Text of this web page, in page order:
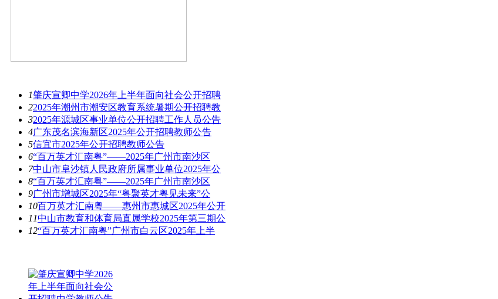
1肇庆宣卿中学2026年上半年面向社会公开招聘
22025年潮州市潮安区教育系统暑期公开招聘教
32025年源城区事业单位公开招聘工作人员公告
4广东茂名滨海新区2025年公开招聘教师公告
5信宜市2025年公开招聘教师公告
6“百万英才汇南粤”——2025年广州市南沙区
7中山市阜沙镇人民政府所属事业单位2025年公
8“百万英才汇南粤”——2025年广州市南沙区
9广州市增城区2025年“粤聚英才粤见未来”公
10百万英才汇南粤——惠州市惠城区2025年公开
11中山市教育和体育局直属学校2025年第三期公
12“百万英才汇南粤”广州市白云区2025年上半